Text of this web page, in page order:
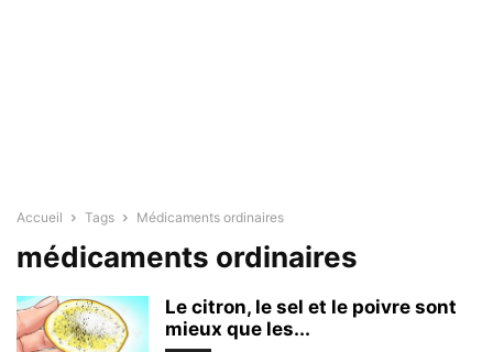
Accueil Tags Médicaments ordinaires
médicaments ordinaires
Le citron, le sel et le poivre sont
mieux que les...